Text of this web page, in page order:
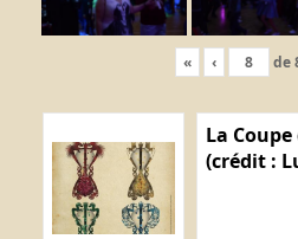
« ‹ de
La
(crédit :